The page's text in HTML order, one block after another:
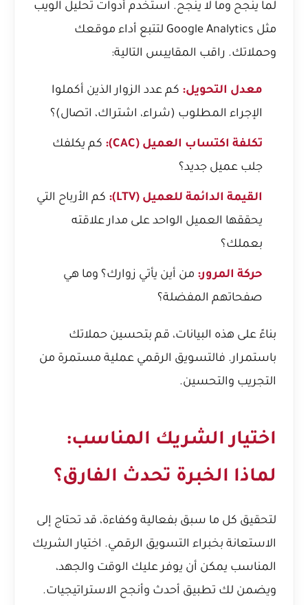
لما ينجح وما لا ينجح. استخدم أدوات تحليل الويب
مثل Google Analytics لتتبع أداء موقعك
وحملاتك. راقب المقاييس التالية:
معدل التحويل: كم عدد الزوار الذين أكملوا
الإجراء المطلوب (شراء، اشتراك، اتصال)؟
تكلفة اكتساب العميل (CAC):
كم يكلفك
جلب عميل جديد؟
القيمة الدائمة للعميل (LTV):
كم الأرباح التي
يحققها العميل الواحد على مدار علاقته
بعملك؟
حركة المرور: من أين يأتي زوارك؟ وما هي
صفحاتهم المفضلة؟
بناءً على هذه البيانات، قم بتحسين حملاتك
باستمرار. فالتسويق الرقمي عملية مستمرة من
التجريب والتحسين.
اختيار الشريك المناسب:
لماذا الخبرة تحدث الفارق؟
لتحقيق كل ما سبق بفعالية وكفاءة، قد تحتاج إلى
الاستعانة بخبراء التسويق الرقمي. اختيار الشريك
المناسب يمكن أن يوفر عليك الوقت والجهد،
ويضمن لك تطبيق أحدث وأنجح الاستراتيجيات.